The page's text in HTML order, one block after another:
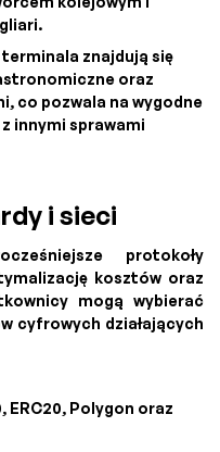
znajdują się
oraz
co pozwala na wygodne
innymi sprawami
i sieci
protokoły
kosztów oraz
mogą wybierać
cyfrowych działających
ERC20, Polygon oraz